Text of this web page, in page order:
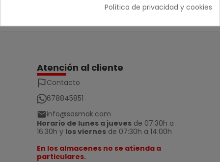
Atención al cliente
Contacto
678845851
info@sasmak.com
Horario de lunes a jueves de 07:30h a
16:30h y los viernes de 07:30h a 14:00h
En los almacenes no se atienda a
particulares.
Política de privacidad y cookies